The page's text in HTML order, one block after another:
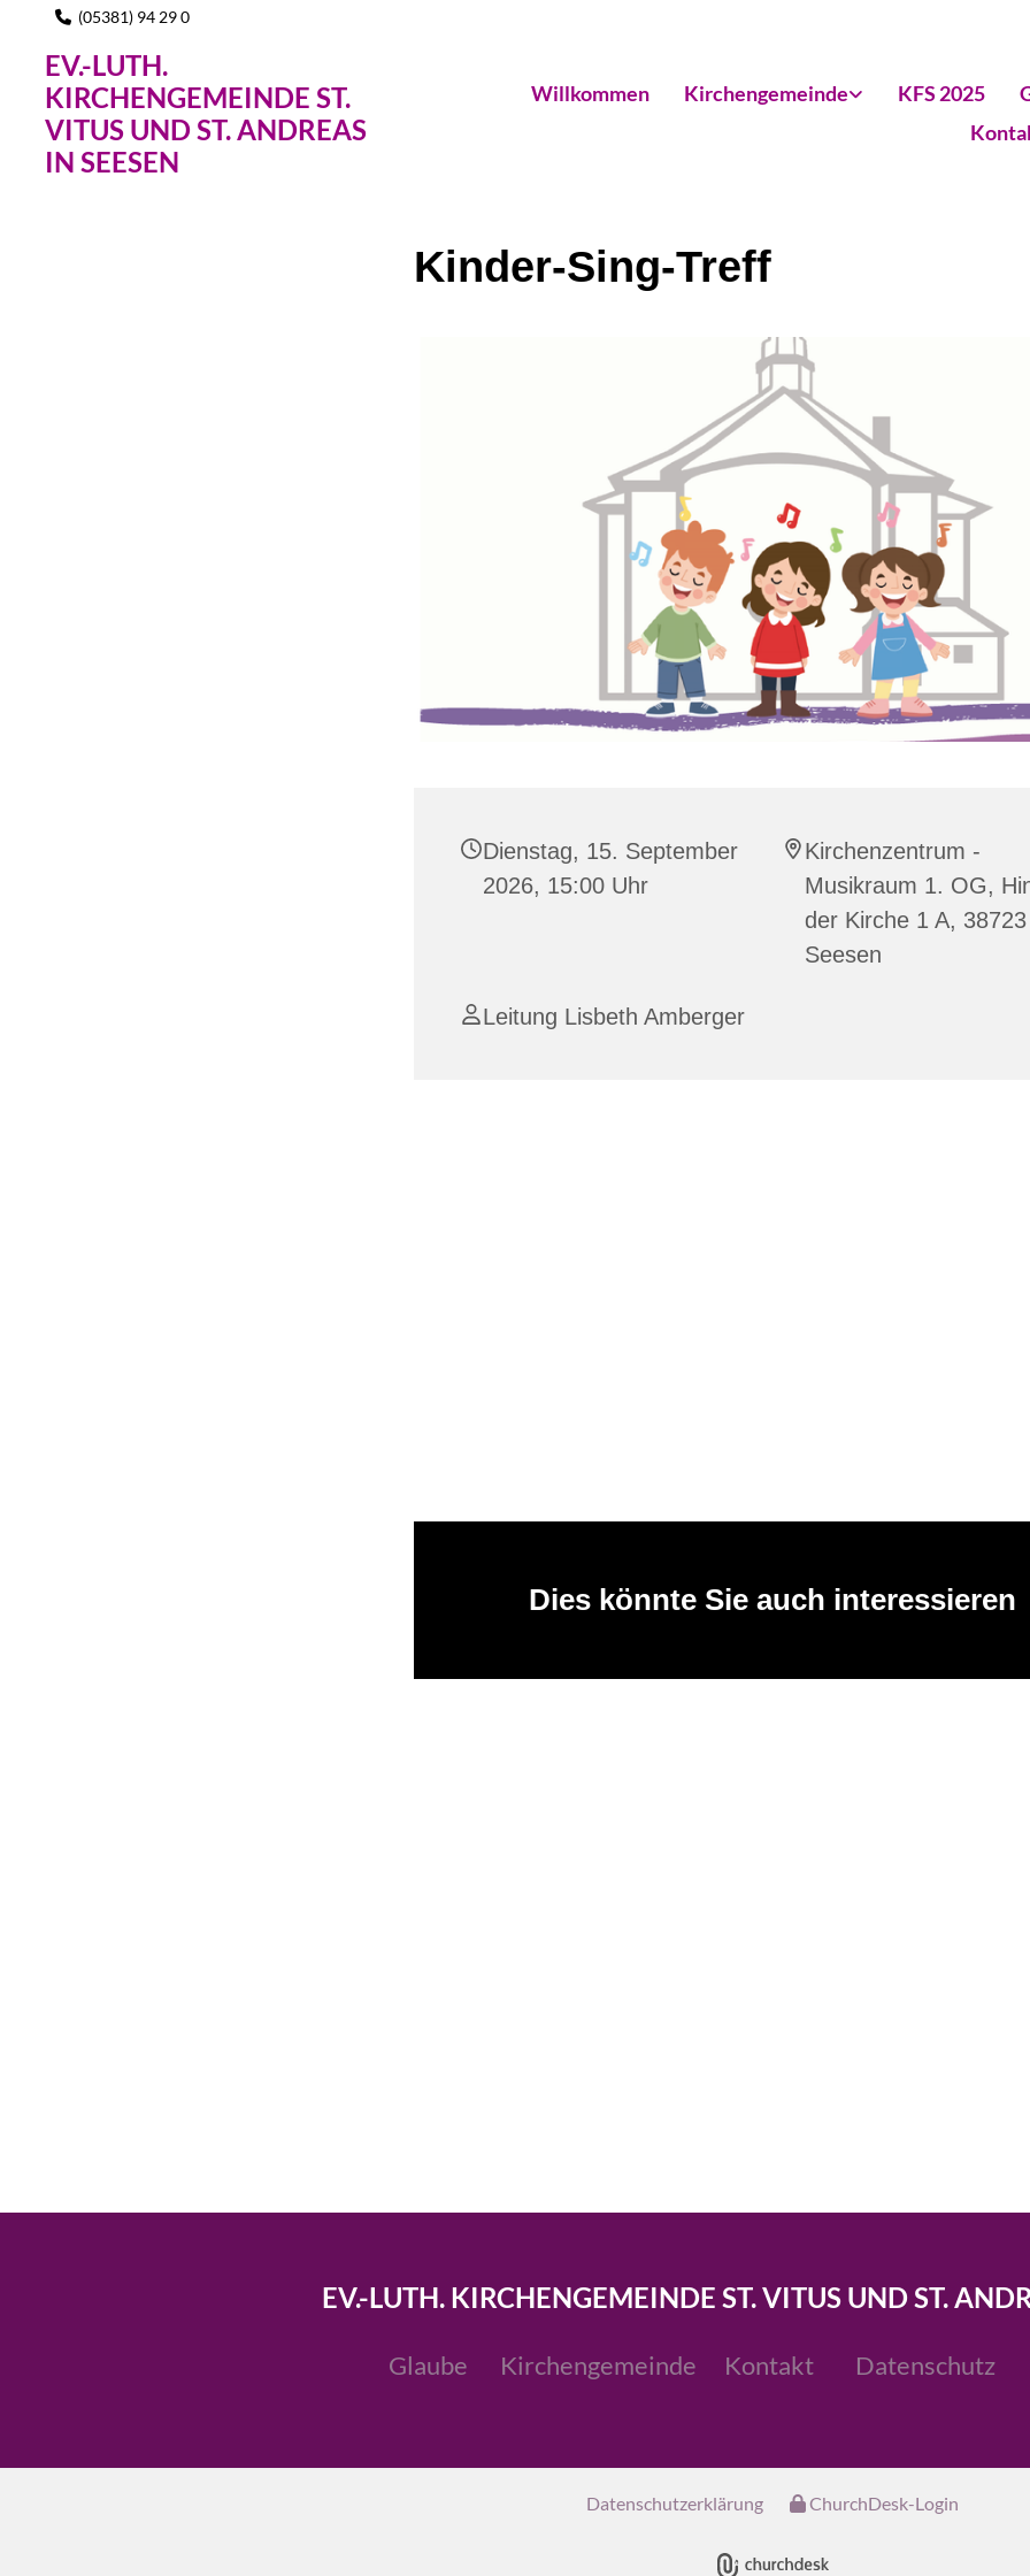
 (05381) 94 29 0
EV.-LUTH.
KIRCHENGEMEINDE ST.
VITUS UND ST. ANDREAS
IN SEESEN
Willkommen Kirchengemeinde KFS 2025
Kinder-Sing-Treff
Dienstag, 15. September
2026, 15:00 Uhr
Kirchenzentrum -
Musikraum 1. OG,
der Kirche 1 A, 38723
Seesen
Leitung Lisbeth Amberger
Dies könnte Sie auch interessieren
EV.-LUTH. KIRCHENGEMEINDE ST. VITUS UND ST.
Glaube Kirchengemeinde Kontakt Datenschutz
Datenschutzerklärung ChurchDesk-Login